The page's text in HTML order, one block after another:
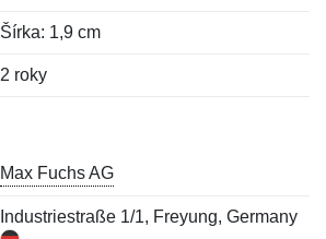
Šírka: 1,9 cm
2 roky
Max Fuchs AG
Industriestraße 1/1, Freyung, Germany